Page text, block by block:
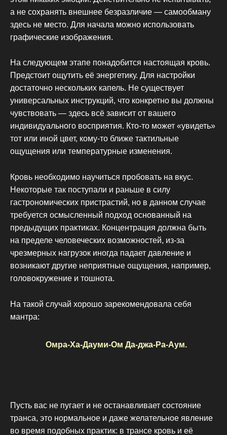
а не сохранять внешнее безразличие — самообману
здесь не место. Для начала можно использовать
графические изображения.
На следующем этапе понадобится настоящая кровь.
Предстоит ощутить её энергетику. Для настройки
достаточно нескольких капель. Не существует
универсальных инструкций, что конкретно вы должны
чувствовать — здесь всё зависит от вашего
индивидуального восприятия. Кто-то может «увидеть»
тот или иной цвет, кому-то ближе тактильные
ощущения или температурные изменения.
Кровь необходимо научиться пробовать на вкус.
Некоторые так поступали и раньше в силу
гастрономических пристрастий, но в данном случае
требуется осмысленный подход основанный на
предыдущих практиках. Концентрация должна быть
на пределе человеческих возможностей, из-за
чрезмерных нагрузок иногда падает давление и
возникают другие неприятные ощущения, например,
головокружение и тошнота.
На такой случай хорошо зарекомендовала себя
мантра:
Омра-Ха-Дауми-Ом Да-джа-Ра-Аум.
Пусть вас не пугает и не останавливает состояние
транса, это нормальное и даже желательное явление
во время подобных практик: в трансе кровь и её